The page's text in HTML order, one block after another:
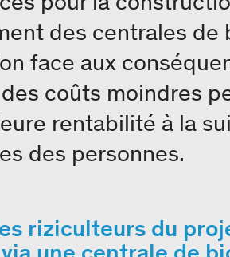
des centrales de
face aux
coûts moindres
rentabilité à la
des personnes.
riziculteurs du